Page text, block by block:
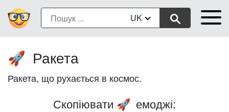
UK
🚀 Ракета
Ракета, що рухається в космос.
Скопіювати 🚀 емоджі: